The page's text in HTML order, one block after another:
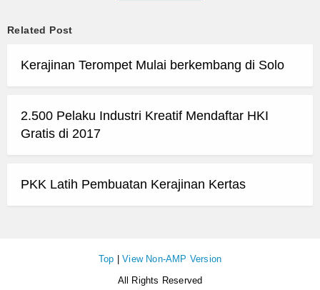
Related Post
Kerajinan Terompet Mulai berkembang di Solo
2.500 Pelaku Industri Kreatif Mendaftar HKI
Gratis di 2017
PKK Latih Pembuatan Kerajinan Kertas
Top |View Non-AMP Version
All Rights Reserved